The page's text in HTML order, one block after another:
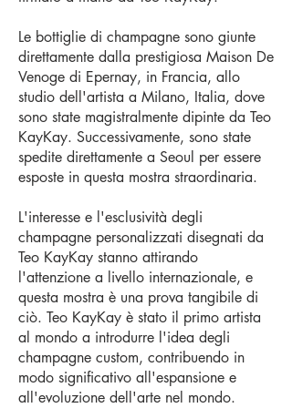
Le bottiglie di champagne sono giunte
direttamente dalla prestigiosa Maison De
Venoge di Epernay, in Francia, allo
studio dell'artista a Milano, Italia, dove
sono state magistralmente dipinte da Teo
KayKay. Successivamente, sono state
spedite direttamente a Seoul per essere
esposte in questa mostra straordinaria.
L'interesse e l'esclusività degli
champagne personalizzati disegnati da
Teo KayKay stanno attirando
l'attenzione a livello internazionale, e
questa mostra è una prova tangibile di
ciò. Teo KayKay è stato il primo artista
al mondo a introdurre l'idea degli
champagne custom, contribuendo in
modo significativo all'espansione e
all'evoluzione dell'arte nel mondo.